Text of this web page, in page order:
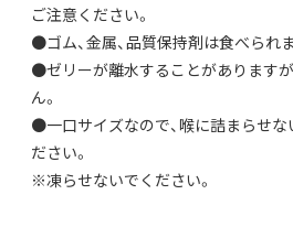
ご注意ください。
●ゴム、金属、品質保持剤は食べられ
●ゼリーが離水することがあります
ん。
●一口サイズなので、喉に詰まらせな
ださい。
※凍らせないでください。